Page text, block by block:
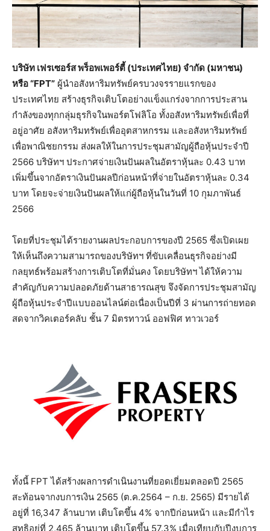
บริษัท เฟรเซอร์ส พร็อพเพอร์ตี้ (ประเทศไทย) จำกัด (มหาชน)
หรือ “FPT” ผู้นำอสังหาริมทรัพย์ครบวงจรรายแรกของ
ประเทศไทย สร้างธุรกิจเติบโตอย่างแข็งแกร่งจากการประสาน
กำลังของทุกกลุ่มธุรกิจในพอร์ตโฟลิโอ ทั้งอสังหาริมทรัพย์เพื่อที่
อยู่อาศัย อสังหาริมทรัพย์เพื่ออุตสาหกรรม และอสังหาริมทรัพย์
เพื่อพาณิชยกรรม ส่งผลให้ในการประชุมสามัญผู้ถือหุ้นประจำปี
2566 บริษัทฯ ประกาศจ่ายเงินปันผลในอัตราหุ้นละ 0.43 บาท
เพิ่มขึ้นจากอัตราเงินปันผลปีก่อนหน้าที่จ่ายในอัตราหุ้นละ 0.34
บาท โดยจะจ่ายเงินปันผลให้แก่ผู้ถือหุ้นในวันที่ 10 กุมภาพันธ์
2566
โดยที่ประชุมได้รายงานผลประกอบการของปี 2565 ซึ่งเปิดเผย
ให้เห็นถึงความสามารถของบริษัทฯ ที่ขับเคลื่อนธุรกิจอย่างมี
กลยุทธ์พร้อมสร้างการเติบโตที่มั่นคง โดยบริษัทฯ ได้ให้ความ
สำคัญกับความปลอดภัยด้านสาธารณสุข จึงจัดการประชุมสามัญ
ผู้ถือหุ้นประจำปีแบบออนไลน์ต่อเนื่องเป็นปีที่ 3 ผ่านการถ่ายทอด
สดจากวิคเตอร์คลับ ชั้น 7 มิตรทาวน์ ออฟฟิศ ทาวเวอร์
ทั้งนี้ FPT ได้สร้างผลการดำเนินงานที่ยอดเยี่ยมตลอดปี 2565
สะท้อนจากงบการเงิน 2565 (ต.ค.2564 – ก.ย. 2565) มีรายได้
อยู่ที่ 16,347 ล้านบาท เติบโตขึ้น 4% จากปีก่อนหน้า และมีกำไร
สุทธิอยู่ที่ 2,465 ล้านบาท เติบโตขึ้น 57.3% เมื่อเทียบกับปีงบการ